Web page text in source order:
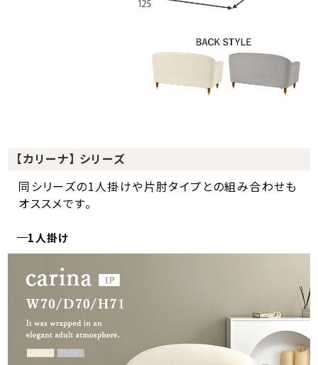
【カリーナ】 シリーズ
同シリーズの1人掛けや片肘タイプとの組み合わせも
オススメです。
1人掛け